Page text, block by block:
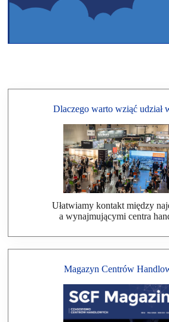
Dlaczego warto wziąć udział
Ułatwiamy kontakt między
a wynajmującymi centra
Magazyn Centrów